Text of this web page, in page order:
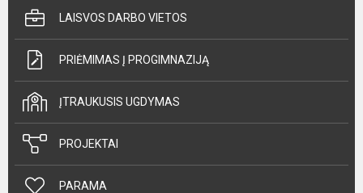
LAISVOS DARBO VIETOS
PRIĖMIMAS Į PROGIMNAZIJĄ
ĮTRAUKUSIS UGDYMAS
PROJEKTAI
PARAMA